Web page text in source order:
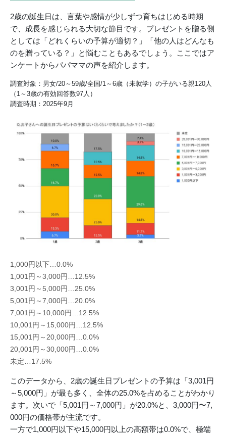
2歳の誕生日は、言葉や感情が少しずつ育ちはじめる時期
で、成長を感じられる大切な節目です。プレゼントを贈る側
としては「どれくらいの予算が適切？」「他の人はどんなも
のを贈っている？」と悩むこともあるでしょう。ここではア
ンケートからパパママの声を紹介します。
調査対象：男女/20～59歳/全国/1～6歳（未就学）の子がいる親120人
（1～3歳の有効回答数97人）
調査時期：2025年9月
1,000円以下…0.0%
1,001円～3,000円…12.5%
3,001円～5,000円…25.0%
5,001円～7,000円…20.0%
7,001円～10,000円…12.5%
10,001円～15,000円…12.5%
15,001円～20,000円…0.0%
20,001円～30,000円…0.0%
未定…17.5%
このデータから、2歳の誕生日プレゼントの予算は「3,001円
～5,000円」が最も多く、全体の25.0%を占めることがわかり
ます。次いで「5,001円～7,000円」が20.0%と、3,000円〜7,
000円の価格帯が主流です。
一方で1,000円以下や15,000円以上の高額帯は0.0%で、極端